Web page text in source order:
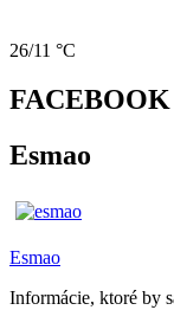
26/11 °C
FACEBOOK
Esmao
Esmao
Informácie, ktoré by